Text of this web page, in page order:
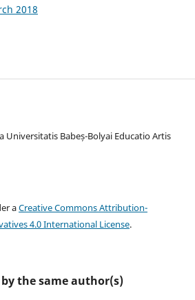
2018
Universitatis Babeș-Bolyai Educatio Artis
aCreative Commons Attribution-
4.0 International License.
the same author(s)